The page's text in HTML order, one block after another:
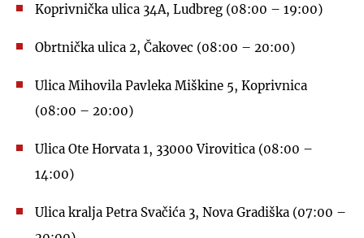
Koprivnička ulica 34A, Ludbreg (08:00 – 19:00)
Obrtnička ulica 2, Čakovec (08:00 – 20:00)
Ulica Mihovila Pavleka Miškine 5, Koprivnica
(08:00 – 20:00)
Ulica Ote Horvata 1, 33000 Virovitica (08:00 –
14:00)
Ulica kralja Petra Svačića 3, Nova Gradiška (07:00 –